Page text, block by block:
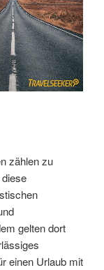
zählen zu
gelten dort
einen Urlaub mit